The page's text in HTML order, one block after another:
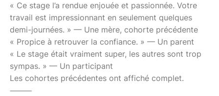
« Ce stage l’a rendue enjouée et passionnée. Votre
travail est impressionnant en seulement quelques
demi-journées. » — Une mère, cohorte précédente
« Propice à retrouver la confiance. » — Un parent
« Le stage était vraiment super, les autres sont trop
sympas. » — Un participant
Les cohortes précédentes ont affiché complet.
⸻